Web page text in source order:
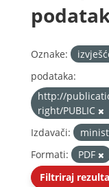
Oznake:
podataka:
http://
right/PUBLIC
Izdavači:
Formati:
PDF
Filtriraj